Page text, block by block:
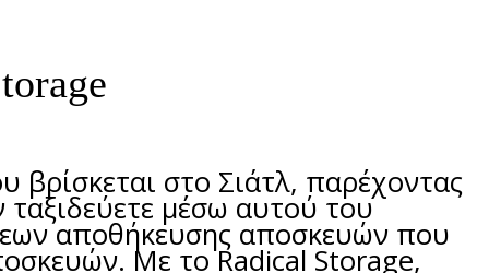
βρίσκεται στο Σιάτλ, παρέχοντας
μέσω αυτού του
αποθήκευσης αποσκευών που
Με το Radical Storage,